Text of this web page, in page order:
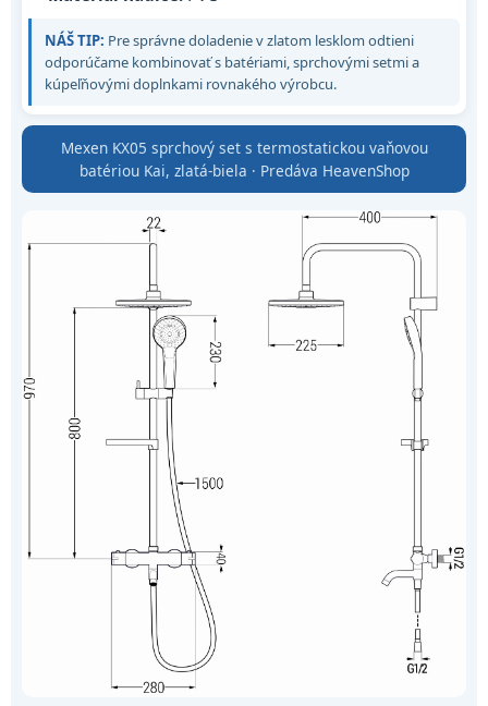
NÁŠ TIP: Pre správne doladenie v zlatom lesklom odtieni
odporúčame kombinovať s batériami, sprchovými setmi a
kúpeľňovými doplnkami rovnakého výrobcu.
Mexen KX05 sprchový set s termostatickou vaňovou
batériou Kai, zlatá-biela · Predáva HeavenShop